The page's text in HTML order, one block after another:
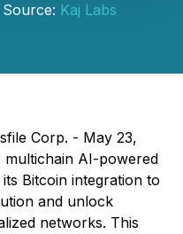
Kaj Labs
Corp. - May 23,
multichain AI-powered
Bitcoin integration to
and unlock
networks. This